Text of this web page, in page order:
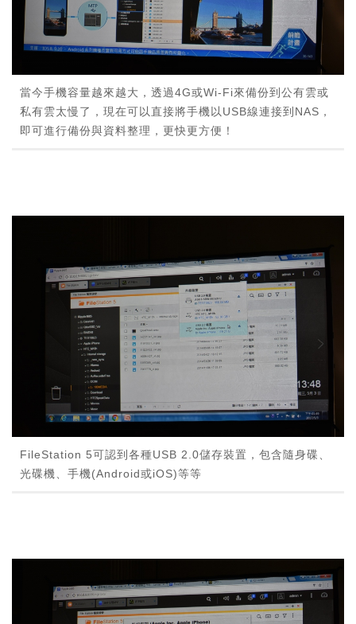
當今手機容量越來越大，透過4G或Wi-Fi來備份到公有雲或
私有雲太慢了，現在可以直接將手機以USB線連接到NAS，
即可進行備份與資料整理，更快更方便！
FileStation 5可認到各種USB 2.0儲存裝置，包含隨身碟、
光碟機、手機(Android或iOS)等等